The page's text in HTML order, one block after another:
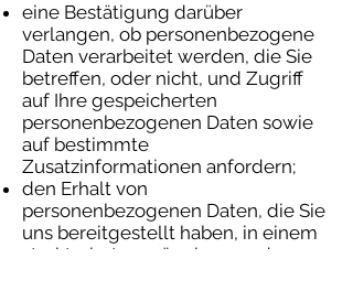
eine Bestätigung darüber
verlangen, ob personenbezogene
Daten verarbeitet werden, die Sie
betreffen, oder nicht, und Zugriff
auf Ihre gespeicherten
personenbezogenen Daten sowie
auf bestimmte
Zusatzinformationen anfordern;
den Erhalt von
personenbezogenen Daten, die Sie
uns bereitgestellt haben, in einem
strukturierten, gängigen und